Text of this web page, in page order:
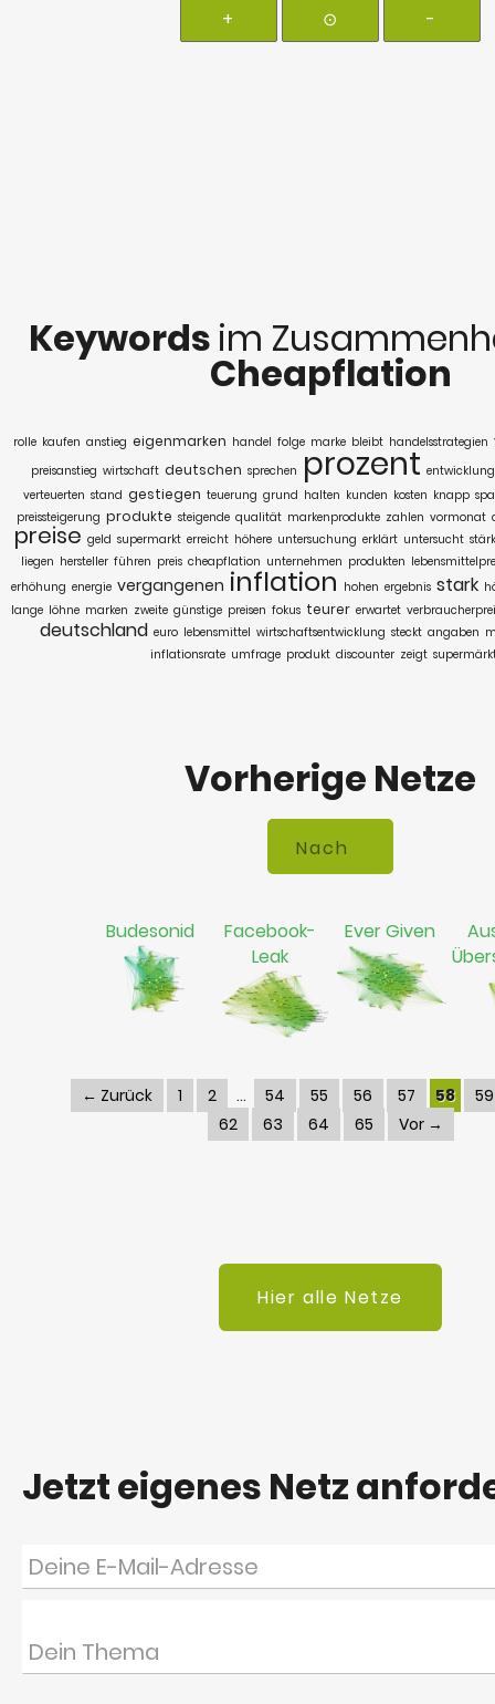
+ ⊙ -
Keywords im
Cheapflation
rolle kaufen anstieg eigenmarken handel folge marke bleibt handelsstrategien
preisanstieg wirtschaft deutschen sprechen prozent entwicklung
verteuerten stand gestiegen teuerung grund halten kunden kosten knapp
preissteigerung produkte steigende qualität markenprodukte zahlen vormonat
preise geld supermarkt erreicht höhere untersuchung erklärt untersucht
liegen hersteller führen preis cheapflation unternehmen produkten
erhöhung energie vergangenen inflation hohen ergebnis stark
lange löhne marken zweite günstige preisen fokus teurer erwartet
deutschland euro lebensmittel wirtschaftsentwicklung steckt angaben
inflationsrate umfrage produkt discounter zeigt
Vorherige Netze
Budesonid
Facebook-
Leak
Ever Given
← Zurück 1 2 54 55 56 57 58
59
62
63 64 65 Vor →
Hier alle Netze
Jetzt eigenes Netz